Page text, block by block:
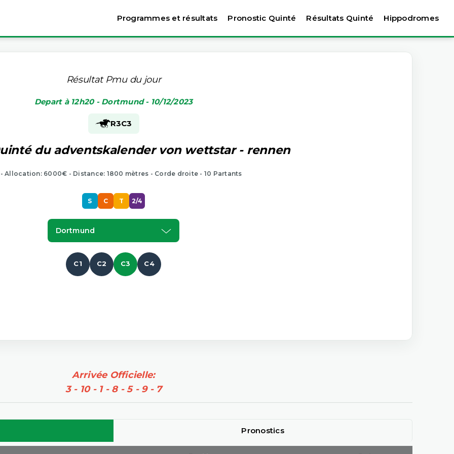
Programmes et résultats Pronostic Quinté Résultats Quinté Hippodromes
Résultat Pmu du jour
Depart à 12h20 - Dortmund - 10/12/2023
R3C3
du adventskalender von wettstar - rennen
Allocation: 6000€ - Distance: 1800 mètres - Corde droite - 10 Partants
S C T 2/4
Dortmund
C1 C2 C3 C4
Arrivée Officielle:
3 - 10 - 1 - 8 - 5 - 9 - 7
Pronostics